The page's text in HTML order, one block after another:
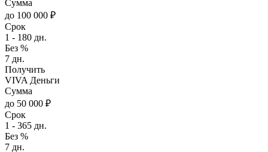
Сумма
до 100 000 ₽
Срок
1 - 180 дн.
Без %
7 дн.
Получить
VIVA Деньги
Сумма
до 50 000 ₽
Срок
1 - 365 дн.
Без %
7 дн.